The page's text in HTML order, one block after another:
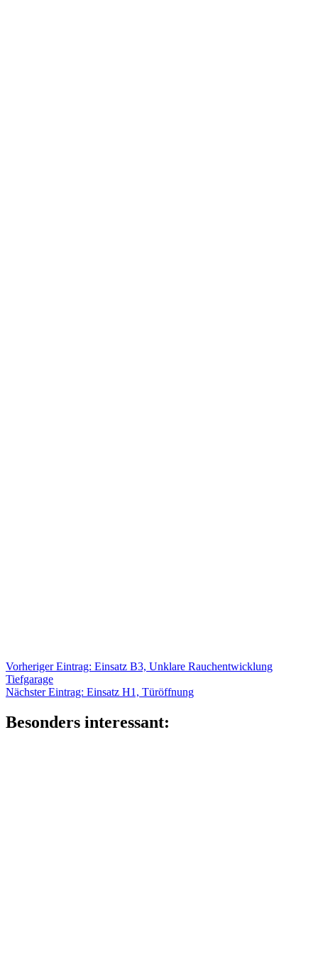
Beitragsnavigation
Vorheriger Eintrag: Vorheriger
Einsatz B3, Unklare Rauchentwicklung
Tiefgarage
Nächster Eintrag: Nächster
Einsatz H1, Türöffnung
Besonders interessant: